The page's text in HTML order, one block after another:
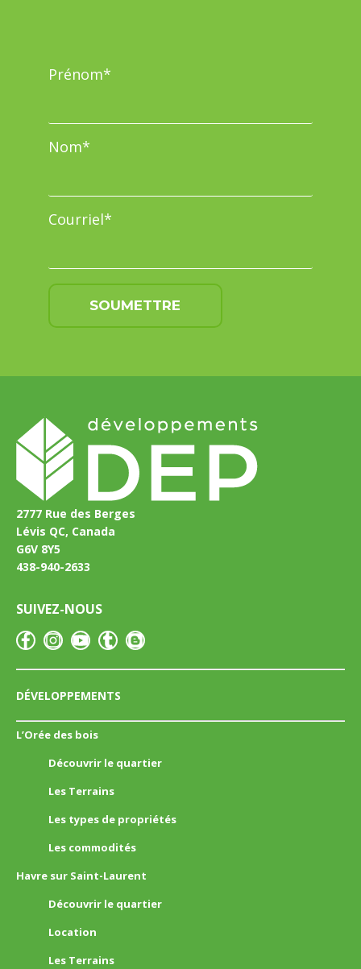
Prénom*
Nom*
Courriel*
2777 Rue des Berges
Lévis QC, Canada
G6V 8Y5
438-940-2633
SUIVEZ-NOUS
DÉVELOPPEMENTS
L’Orée des bois
Découvrir le quartier
Les Terrains
Les types de propriétés
Les commodités
Havre sur Saint-Laurent
Découvrir le quartier
Location
Les Terrains